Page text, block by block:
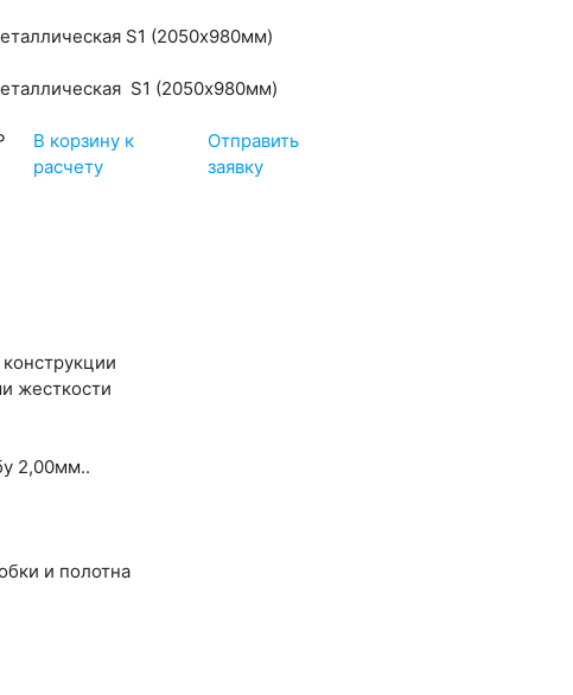
S1 (2050х980мм)
S1 (2050х980мм)
В корзину к
расчету
Отправить
заявку
жесткости
2,00мм..
и полотна